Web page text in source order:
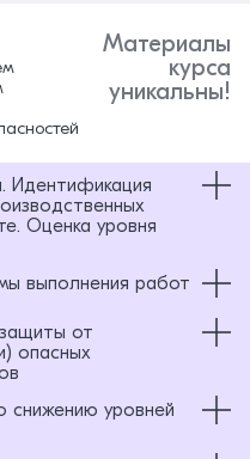
Материалы
курса
уникальны!
Идентификация
Оценка уровня
рисков
выполнения работ
выполнения Работ в штатном
охраны труда
вредных и (или) опасных
от
опасных
защиты», их роль в
снижению уровней